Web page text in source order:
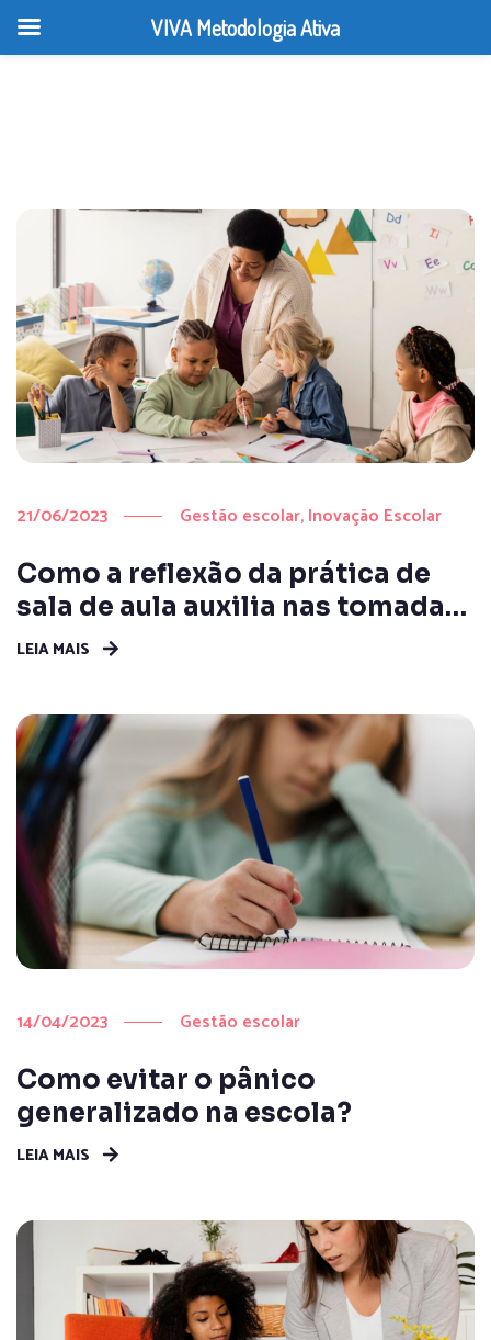
21/06/2023 Gestão escolar Inovação Escolar
Como a reflexão da prática de
sala de aula auxilia nas tomadas
de decisão
LEIA MAIS
14/04/2023 Gestão escolar
Como evitar o pânico
generalizado na escola?
LEIA MAIS
VIVA Metodologia Ativa